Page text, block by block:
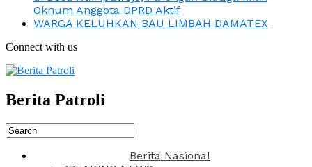
Oknum Anggota DPRD Aktif
WARGA KELUHKAN BAU LIMBAH DAMATEX
Connect with us
Berita Patroli
Berita Nasional